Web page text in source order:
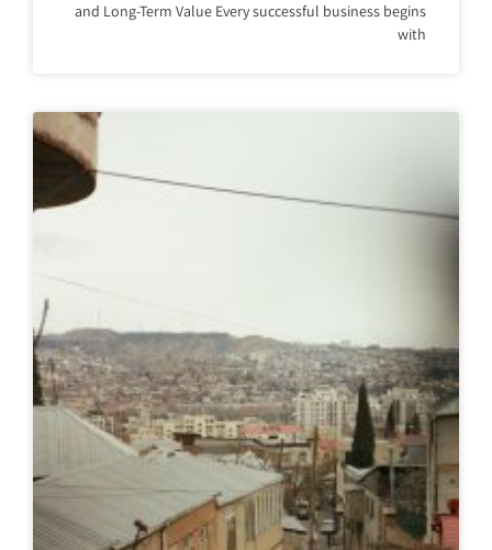
and Long-Term Value Every successful business begins
with